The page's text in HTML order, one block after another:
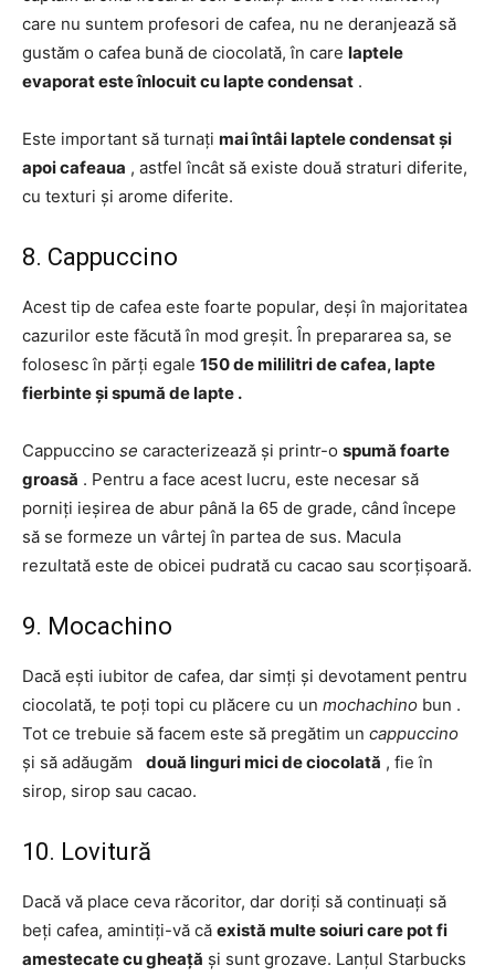
care nu suntem profesori de cafea, nu ne deranjează să
gustăm o cafea bună de ciocolată, în care laptele
evaporat este înlocuit cu lapte condensat .
Este important să turnați mai întâi laptele condensat și
apoi cafeaua , astfel încât să existe două straturi diferite,
cu texturi și arome diferite.
8. Cappuccino
Acest tip de cafea este foarte popular, deși în majoritatea
cazurilor este făcută în mod greșit. În prepararea sa, se
folosesc în părți egale 150 de mililitri de cafea, lapte
fierbinte și spumă de lapte .
Cappuccino se caracterizează și printr-o spumă foarte
groasă . Pentru a face acest lucru, este necesar să
porniți ieșirea de abur până la 65 de grade, când începe
să se formeze un vârtej în partea de sus. Macula
rezultată este de obicei pudrată cu cacao sau scorțișoară.
9. Mocachino
Dacă ești iubitor de cafea, dar simți și devotament pentru
ciocolată, te poți topi cu plăcere cu un mochachino bun .
Tot ce trebuie să facem este să pregătim un cappuccino
și să adăugăm două linguri micide ciocolată , fie în
sirop, sirop sau cacao.
10. Lovitură
Dacă vă place ceva răcoritor, dar doriți să continuați să
beți cafea, amintiți-vă că există multe soiuri care pot fi
amestecate cu gheață și sunt grozave. Lanțul Starbucks